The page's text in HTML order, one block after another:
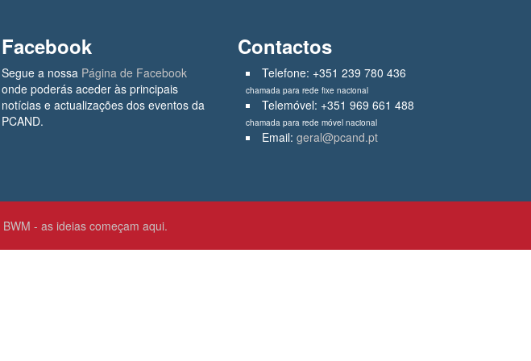
Facebook
Segue a nossa Página de Facebook
onde poderás aceder às principais
notícias e actualizações dos eventos da
PCAND.
Contactos
Telefone: +351 239 780 436
chamada para rede fixe nacional
Telemóvel: +351 969 661 488
chamada para rede móvel nacional
Email: geral@pcand.pt
BWM - as ideias começam aqui.